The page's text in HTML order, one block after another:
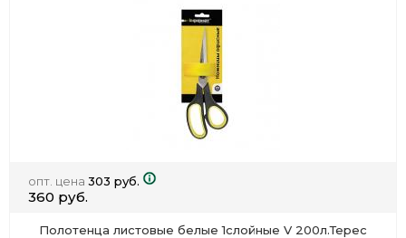
опт. цена 303 руб.
360 руб.
Полотенца листовые белые 1слойные V 200л.Терес